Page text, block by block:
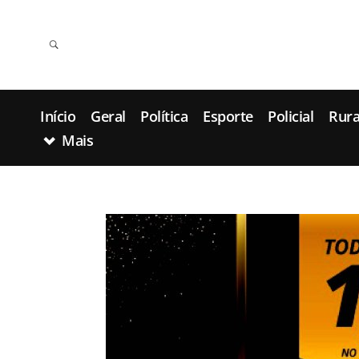
Início Geral Política Esporte Policial
Mais